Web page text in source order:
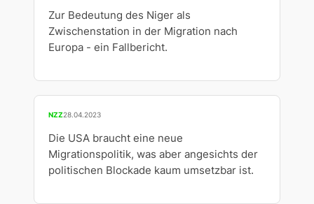
Zur Bedeutung des Niger als
Zwischenstation in der Migration nach
Europa - ein Fallbericht.
NZZ28.04.2023
Die USA braucht eine neue
Migrationspolitik, was aber angesichts der
politischen Blockade kaum umsetzbar ist.